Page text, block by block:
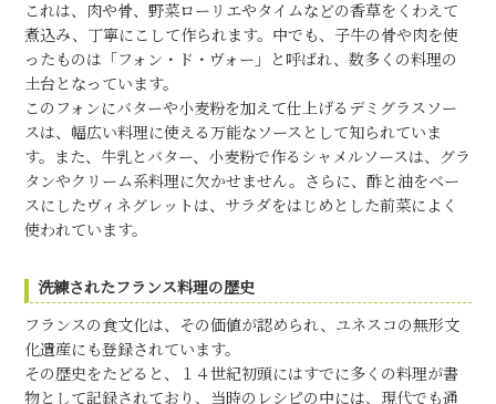
これは、肉や骨、野菜ローリエやタイムなどの香草をくわえて
煮込み、丁寧にこして作られます。中でも、子牛の骨や肉を使
ったものは「フォン・ド・ヴォー」と呼ばれ、数多くの料理の
土台となっています。
このフォンにバターや小麦粉を加えて仕上げるデミグラスソー
スは、幅広い料理に使える万能なソースとして知られていま
す。また、牛乳とバター、小麦粉で作るシャメルソースは、グラ
タンやクリーム系料理に欠かせません。さらに、酢と油をベー
スにしたヴィネグレットは、サラダをはじめとした前菜によく
使われています。
洗練されたフランス料理の歴史
フランスの食文化は、その価値が認められ、ユネスコの無形文
化遺産にも登録されています。
その歴史をたどると、１４世紀初頭にはすでに多くの料理が書
物として記録されており、当時のレシピの中には、現代でも通